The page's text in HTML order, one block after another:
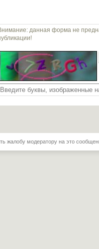
данная форма не
жалобу модератору на это